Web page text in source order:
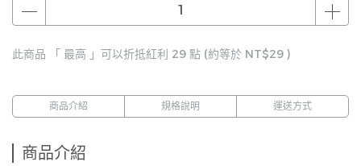
此商品 「 最高 」可以折抵紅利 29 點 (約等於 NT$29 )
商品介紹 規格說明 運送方式
商品介紹